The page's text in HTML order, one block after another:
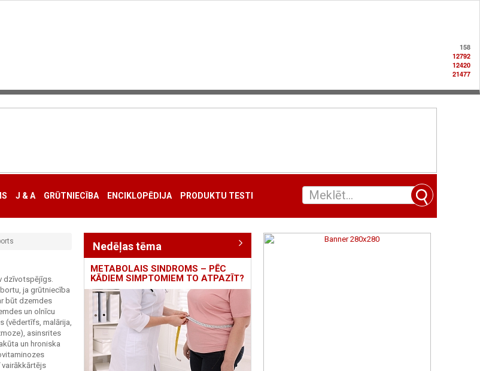
158
12792
12420
21477
J & A GRŪTNIECĪBA ENCIKLOPĒDIJA PRODUKTU TESTI
dzīvotspējīgs.
ja grūtniecība
būt dzemdes
un olnīcu
(vēdertīfs, malārija,
asinsrites
un hroniska
vairākkārtējs
Nedēļas tēma
METABOLAIS SINDROMS – PĒC
KĀDIEM SIMPTOMIEM TO ATPAZĪT?